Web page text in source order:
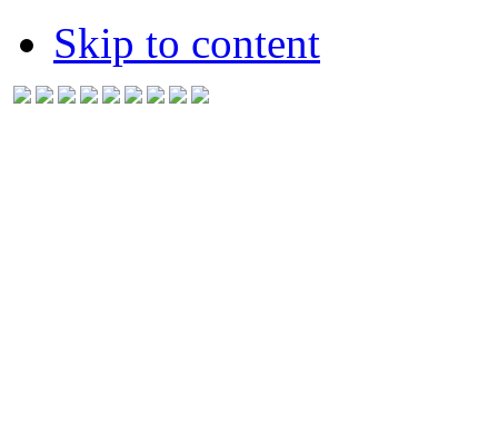
Skip to content